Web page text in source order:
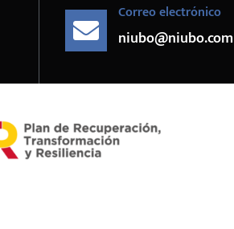
Correo electrónico
niubo@niubo.com